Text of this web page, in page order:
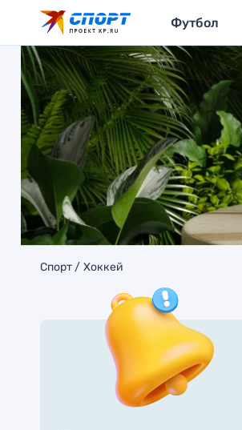
Футбол
Спорт Хоккей